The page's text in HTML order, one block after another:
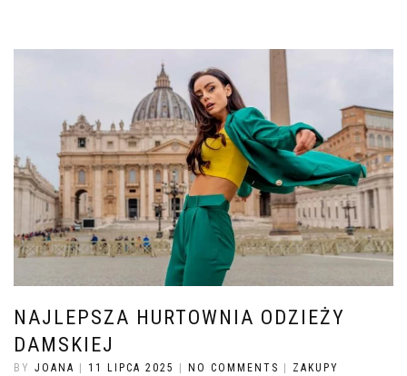
NAJLEPSZA HURTOWNIA ODZIEŻY
DAMSKIEJ
BY JOANA 11 LIPCA 2025 NO COMMENTS ZAKUPY